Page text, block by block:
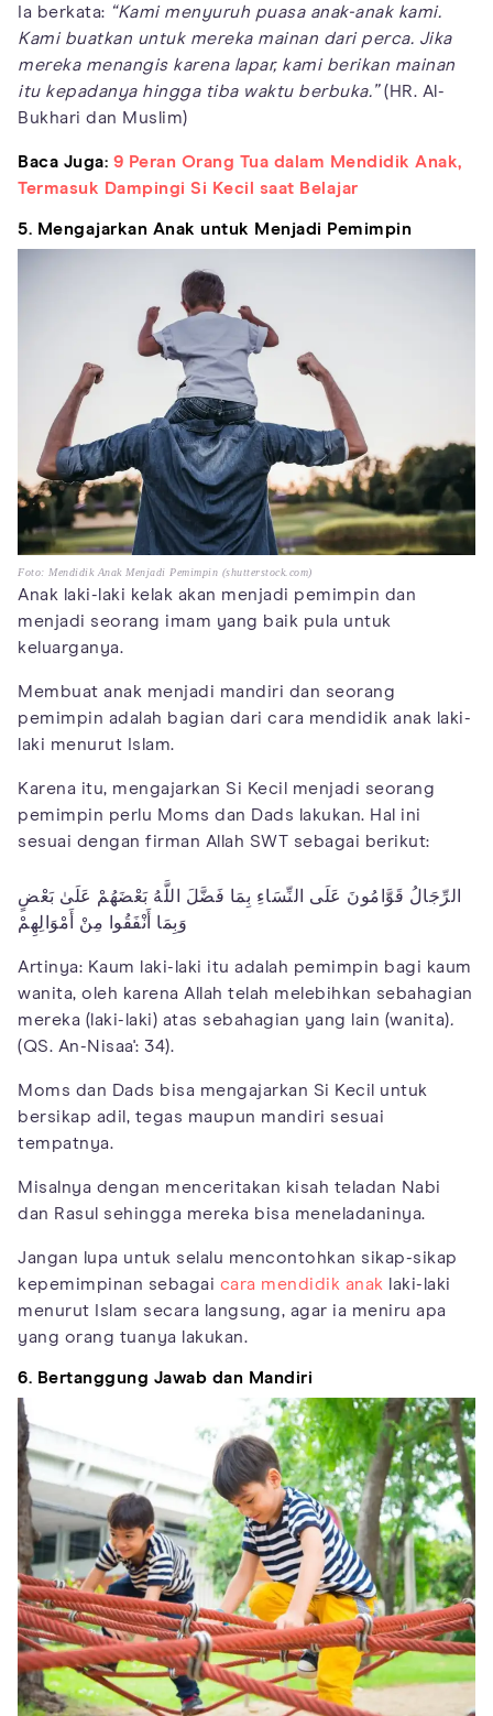
Ia berkata: “Kami menyuruh puasa anak-anak kami.
Kami buatkan untuk mereka mainan dari perca. Jika
mereka menangis karena lapar, kami berikan mainan
itu kepadanya hingga tiba waktu berbuka.”(HR. Al-
Bukhari dan Muslim)
Baca Juga: 9 Peran Orang Tua dalam Mendidik Anak,
Termasuk Dampingi Si Kecil saat Belajar
5. Mengajarkan Anak untuk Menjadi Pemimpin
Foto: Mendidik Anak Menjadi Pemimpin (shutterstock.com)
Anak laki-laki kelak akan menjadi pemimpin dan
menjadi seorang imam yang baik pula untuk
keluarganya.
Membuat anak menjadi mandiri dan seorang
pemimpin adalah bagian dari cara mendidik anak laki-
laki menurut Islam.
Karena itu, mengajarkan Si Kecil menjadi seorang
pemimpin perlu Moms dan Dads lakukan. Hal ini
sesuai dengan firman Allah SWT sebagai berikut:
الرِّجَالُ قَوَّامُونَ عَلَى النِّسَاءِ بِمَا فَضَّلَ اللَّهُ بَعْضَهُمْ عَلَىٰ بَعْضٍ
وَبِمَا أَنْفَقُوا مِنْ أَمْوَالِهِمْ
Artinya: Kaum laki-laki itu adalah pemimpin bagi kaum
wanita, oleh karena Allah telah melebihkan sebahagian
mereka (laki-laki) atas sebahagian yang lain (wanita).
(QS. An-Nisaa': 34).
Moms dan Dads bisa mengajarkan Si Kecil untuk
bersikap adil, tegas maupun mandiri sesuai
tempatnya.
Misalnya dengan menceritakan kisah teladan Nabi
dan Rasul sehingga mereka bisa meneladaninya.
Jangan lupa untuk selalu mencontohkan sikap-sikap
kepemimpinan sebagai cara mendidik anak laki-laki
menurut Islam secara langsung, agar ia meniru apa
yang orang tuanya lakukan.
6. Bertanggung Jawab dan Mandiri